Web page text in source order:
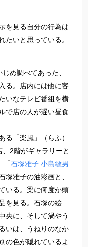
を見る自分の行為は
たいと思っている。
め調べてあった、
る。店内には他に客
いなテレビ番組を横
で店の人が遅い昼食
る「楽風」（らふ）
2階がギャラリーと
「石塚雅子 小島敏男
塚雅子の油彩画と、
いる。梁に何度か頭
を見る。石塚の絵
央に、そして渦やう
いは、うねりのなか
の色が隠れているよ